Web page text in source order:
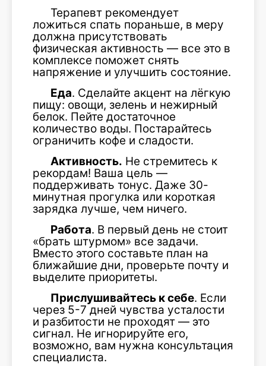
Терапевт рекомендует
ложиться спать пораньше, в меру
должна присутствовать
физическая активность — все это в
комплексе поможет снять
напряжение и улучшить состояние.
Еда. Сделайте акцент на лёгкую
пищу: овощи, зелень и нежирный
белок. Пейте достаточное
количество воды. Постарайтесь
ограничить кофе и сладости.
Активность. Не стремитесь к
рекордам! Ваша цель —
поддерживать тонус. Даже 30-
минутная прогулка или короткая
зарядка лучше, чем ничего.
Работа. В первый день не стоит
«брать штурмом» все задачи.
Вместо этого составьте план на
ближайшие дни, проверьте почту и
выделите приоритеты.
Прислушивайтесь к себе. Если
через 5-7 дней чувства усталости
и разбитости не проходят — это
сигнал. Не игнорируйте его,
возможно, вам нужна консультация
специалиста.